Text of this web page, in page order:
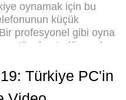
oynamak için bu
küçük
profesyonel gibi oyna
tüm kontrolü sende
her şeyi
2019: Türkiye indir
artık pil sınırlamaları,
Türkiye PC'in